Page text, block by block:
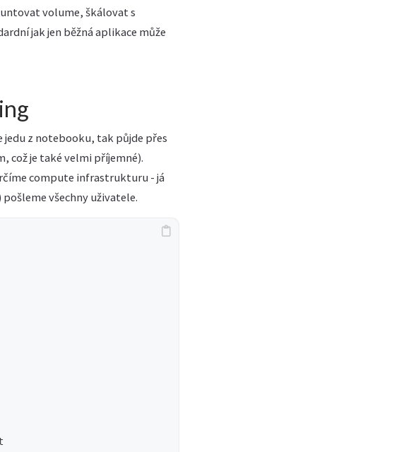
volume, škálovat s
jak jen běžná aplikace může
z notebooku, tak půjde přes
což je také velmi příjemné).
compute infrastrukturu - já
všechny uživatele.